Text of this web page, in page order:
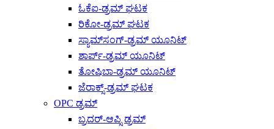
ಓಕೆಐ-ಡ್ರಮ್ ಘಟಕ
ರಿಕೋ-ಡ್ರಮ್ ಘಟಕ
ಸ್ಯಾಮ್‌ಸಂಗ್-ಡ್ರಮ್ ಯೂನಿಟ್
ಶಾರ್ಪ್-ಡ್ರಮ್ ಯೂನಿಟ್
ತೋಷಿಬಾ-ಡ್ರಮ್ ಯೂನಿಟ್
ಜೆರಾಕ್ಸ್-ಡ್ರಮ್ ಘಟಕ
OPC ಡ್ರಮ್
ಬ್ರದರ್-ಆಪ್ಸಿ ಡ್ರಮ್